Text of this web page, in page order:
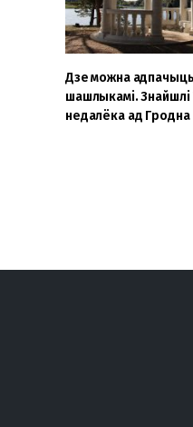
Дзе можна адпачыць
шашлыкамі. Знайшлі
недалёка ад Гродна